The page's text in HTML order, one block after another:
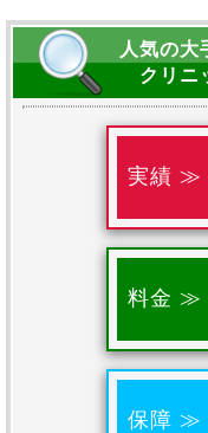
人気の大
クリニ
実績 ≫
料金 ≫
保障 ≫